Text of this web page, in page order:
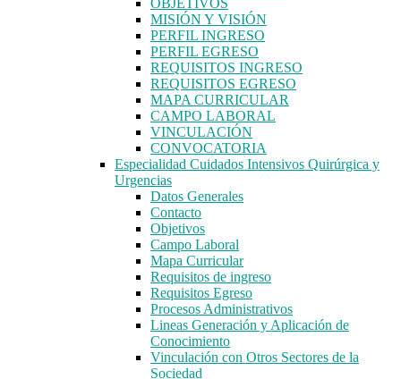
OBJETIVOS
MISIÓN Y VISIÓN
PERFIL INGRESO
PERFIL EGRESO
REQUISITOS INGRESO
REQUISITOS EGRESO
MAPA CURRICULAR
CAMPO LABORAL
VINCULACIÓN
CONVOCATORIA
Especialidad Cuidados Intensivos Quirúrgica y
Urgencias
Datos Generales
Contacto
Objetivos
Campo Laboral
Mapa Curricular
Requisitos de ingreso
Requisitos Egreso
Procesos Administrativos
Lineas Generación y Aplicación de
Conocimiento
Vinculación con Otros Sectores de la
Sociedad